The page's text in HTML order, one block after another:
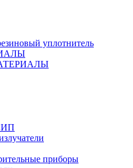
уплотнитель
приборы